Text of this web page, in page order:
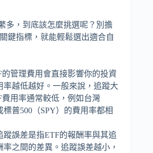
多，到底該怎麼挑選呢？別擔
鍵指標，就能輕鬆選出適合自
的管理費用會直接影響你的投資
率越低越好。一般來說，追蹤大
費用率通常較低，例如台灣
標普500（SPY）的費用率都相
蹤誤差是指ETF的報酬率與其追
率之間的差異。追蹤誤差越小，